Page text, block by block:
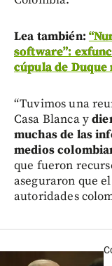
Lea también:
software”:
cúpula de Duque
“Tuvimos una
Casa Blanca y
muchas de las
medios
que fueron
aseguraron que
autoridades